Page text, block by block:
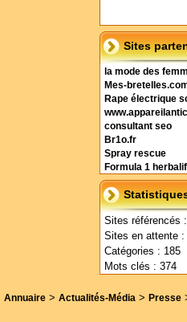
Sites
la mode des
Mes-
Rape électrique
consultant seo
Br1o.fr
Spray rescue
Formula 1
Sites référencés
Sites en attente :
Catégories : 185
Mots clés : 374
Annuaire > Actualités-Média > Presse